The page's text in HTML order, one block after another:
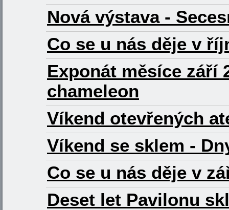
Nová výstava -
Co se u nás děje v
Exponát měsíce září
chameleon
Víkend otevřených
Víkend se sklem -
Co se u nás děje v
Deset let Pavilonu